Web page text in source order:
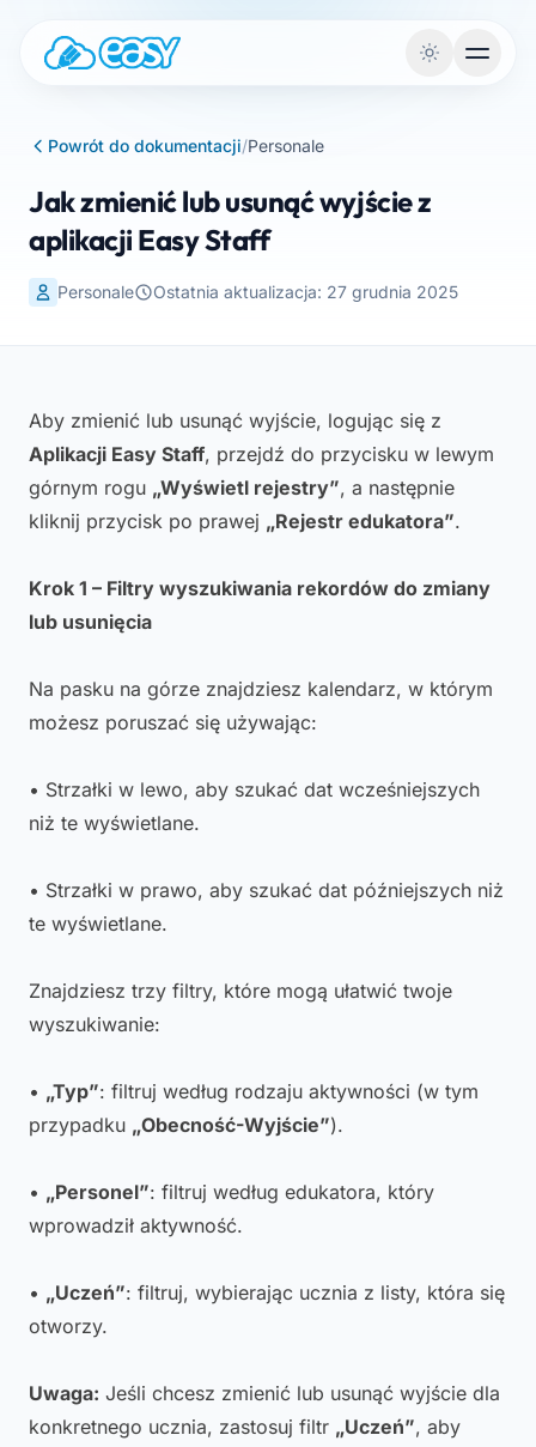
Powrót do dokumentacji/Personale
Jak zmienić lub usunąć wyjście z
aplikacji Easy Staff
Personale Ostatnia aktualizacja: 27 grudnia 2025
Aby zmienić lub usunąć wyjście, logując się z
Aplikacji Easy Staff, przejdź do przycisku w lewym
górnym rogu „Wyświetl rejestry”, a następnie
kliknij przycisk po prawej „Rejestr edukatora”.
Krok 1 – Filtry wyszukiwania rekordów do zmiany
lub usunięcia
Na pasku na górze znajdziesz kalendarz, w którym
możesz poruszać się używając:
• Strzałki w lewo, aby szukać dat wcześniejszych
niż te wyświetlane.
• Strzałki w prawo, aby szukać dat późniejszych niż
te wyświetlane.
Znajdziesz trzy filtry, które mogą ułatwić twoje
wyszukiwanie:
• „Typ”: filtruj według rodzaju aktywności (w tym
przypadku „Obecność-Wyjście”).
• „Personel”: filtruj według edukatora, który
wprowadził aktywność.
• „Uczeń”: filtruj, wybierając ucznia z listy, która się
otworzy.
Uwaga: Jeśli chcesz zmienić lub usunąć wyjście dla
konkretnego ucznia, zastosuj filtr „Uczeń”, aby